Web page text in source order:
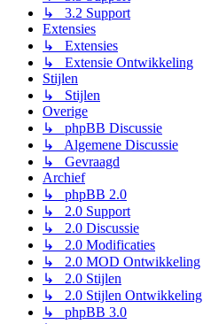
↳ 3.2 Support
Extensies
↳ Extensies
↳ Extensie Ontwikkeling
Stijlen
↳ Stijlen
Overige
↳ phpBB Discussie
↳ Algemene Discussie
↳ Gevraagd
Archief
↳ phpBB 2.0
↳ 2.0 Support
↳ 2.0 Discussie
↳ 2.0 Modificaties
↳ 2.0 MOD Ontwikkeling
↳ 2.0 Stijlen
↳ 2.0 Stijlen Ontwikkeling
↳ phpBB 3.0